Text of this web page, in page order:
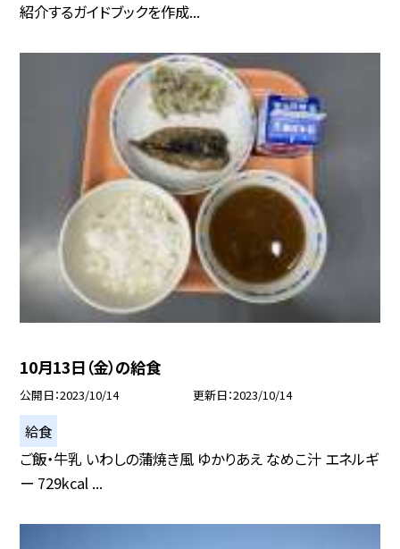
紹介するガイドブックを作成...
10月13日（金）の給食
公開日 2023/10/14 更新日 2023/10/14
給食
ご飯・牛乳 いわしの蒲焼き風 ゆかりあえ なめこ汁 エネルギ
ー 729kcal ...